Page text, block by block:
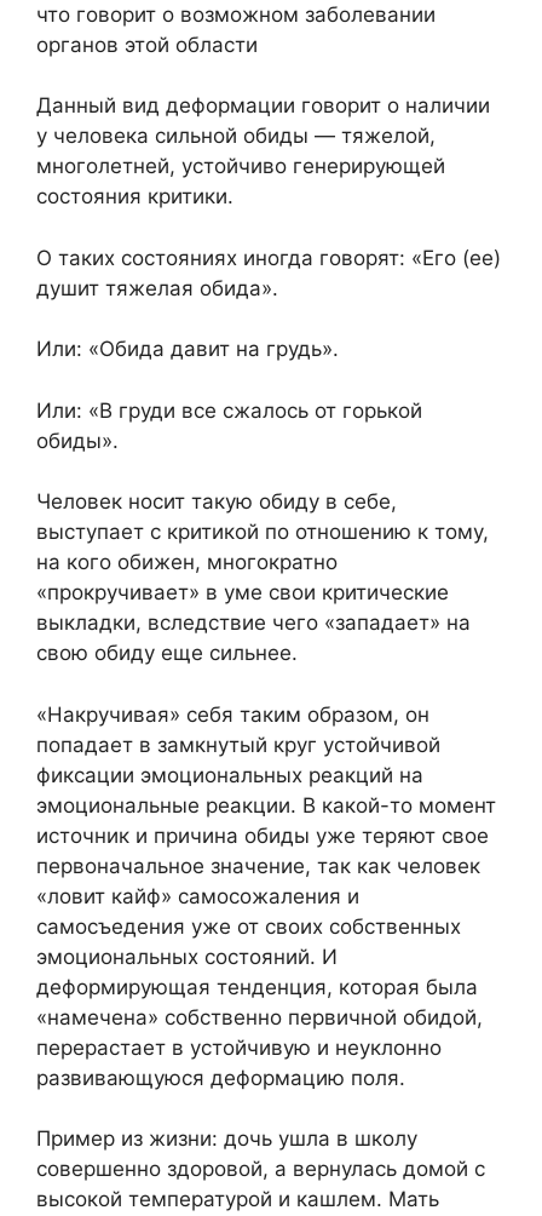
что говорит о возможном заболевании
органов этой области
Данный вид деформации говорит о наличии
у человека сильной обиды — тяжелой,
многолетней, устойчиво генерирующей
состояния критики.
О таких состояниях иногда говорят: «Его (ее)
душит тяжелая обида».
Или: «Обида давит на грудь».
Или: «В груди все сжалось от горькой
обиды».
Человек носит такую обиду в себе,
выступает с критикой по отношению к тому,
на кого обижен, многократно
«прокручивает» в уме свои критические
выкладки, вследствие чего «западает» на
свою обиду еще сильнее.
«Накручивая» себя таким образом, он
попадает в замкнутый круг устойчивой
фиксации эмоциональных реакций на
эмоциональные реакции. В какой-то момент
источник и причина обиды уже теряют свое
первоначальное значение, так как человек
«ловит кайф» самосожаления и
самосъедения уже от своих собственных
эмоциональных состояний. И
деформирующая тенденция, которая была
«намечена» собственно первичной обидой,
перерастает в устойчивую и неуклонно
развивающуюся деформацию поля.
Пример из жизни: дочь ушла в школу
совершенно здоровой, а вернулась домой с
высокой температурой и кашлем. Мать